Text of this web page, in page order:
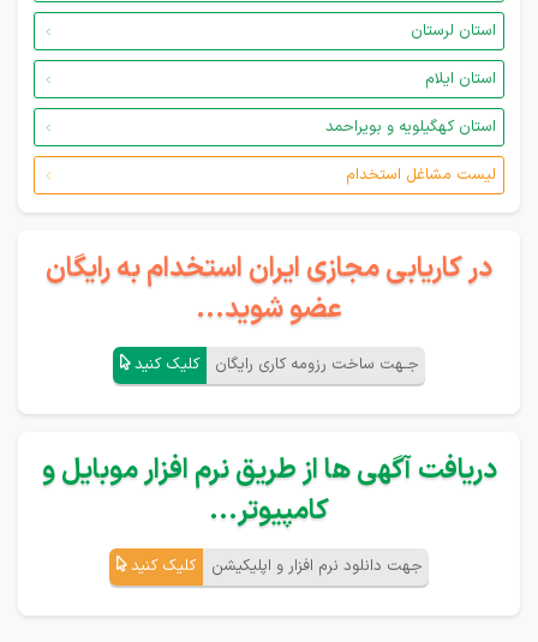
استان لرستان
استان ایلام
استان کهگیلویه و بویراحمد
لیست مشاغل استخدام
در کاریابی مجازی ایران استخدام به رایگان
عضو شوید...
جـهت ساخت رزومه کاری رایگان کلیک کنید
دریافت آگهی ها از طریق نرم افزار موبایل و
کامپیوتر...
جهت دانلود نرم افزار و اپلیکیشن کلیک کنید